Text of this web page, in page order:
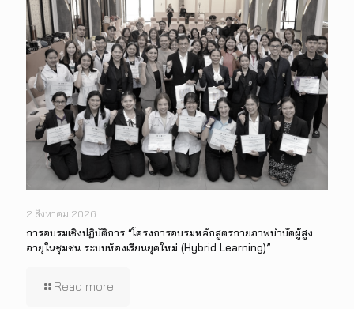
2 สิงหาคม 2026
การอบรมเชิงปฏิบัติการ “โครงการอบรมหลักสูตรกายภาพบำบัดผู้สูง
อายุในชุมชน ระบบห้องเรียนยุคใหม่ (Hybrid Learning)”
Read more